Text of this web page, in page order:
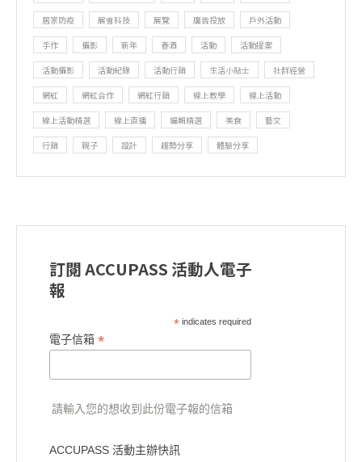
居家防疫 展會科技 展覽 廣告投放 戶外活動
手作 攝影 新年 春酒 活動 活動提案
活動攝影 活動紀錄 活動行銷 生活小貼士 社群經營
網紅 網紅合作 網紅行銷 線上教學 線上活動
線上活動精選 線上直播 編輯精選 美食 藝文
行銷 親子 設計 趨勢分享 體驗分享
訂閱 ACCUPASS 活動人電子
報
*indicates required
電子信箱 *
請輸入您的想收到此份電子報的信箱
ACCUPASS 活動主辦快訊